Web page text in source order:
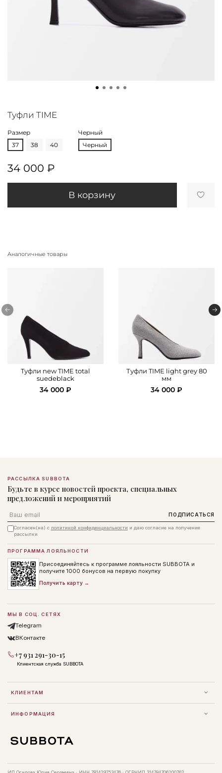
Туфли TIME
Размер
37
38 40
Черный
Черный
34 000 ₽
В корзину
Аналогичные товары
Tуфли new TIME total
suedeblack
34 000 ₽
Туфли TIME light grey 80
мм
34 000 ₽
РАССЫЛКА SUBBOTA
Будьте в курсе новостей проекта, специальных
предложений и мероприятий
Email ПОДПИСАТЬСЯ
Согласен(на) с политикой конфиденциальности и даю согласие на получение
рассылки
КЛИЕНТАМ
ИНФОРМАЦИЯ
ПРОГРАММА ЛОЯЛЬНОСТИ
Присоединяйтесь к программе лояльности SUBBOTA и
получите 1000 бонусов на первую покупку
Получить карту →
МЫ В СОЦ. СЕТЯХ
Telegram
ВКонтакте
+7 931 291-30-15
Клиентская служба SUBBOTA